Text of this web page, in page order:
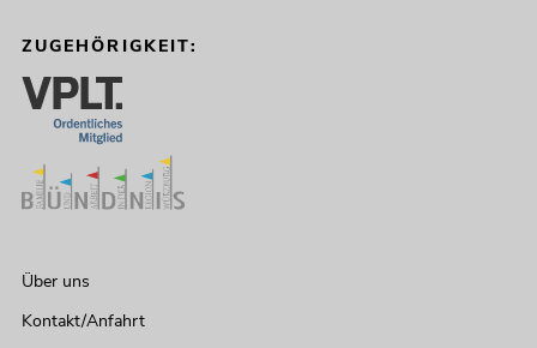
ZUGEHÖRIGKEIT:
Über uns
Kontakt/Anfahrt